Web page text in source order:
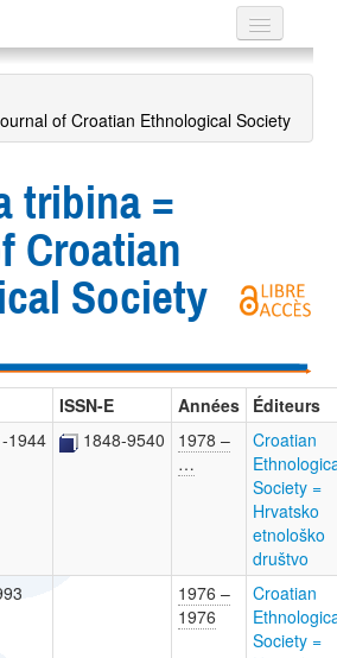
of Croatian Ethnological Society
tribina =
Croatian
Society
ISSN-E Années Éditeurs
1944 1848-9540
1978 –
…
Croatian
Society =
Hrvatsko
etnološko
društvo
1976 –
1976
Croatian
Society =